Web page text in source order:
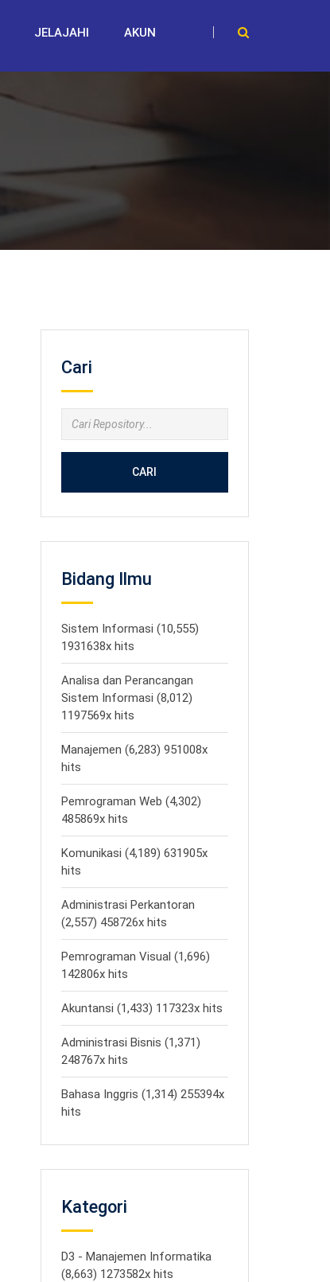
JELAJAHI AKUN
Cari
CARI
Bidang Ilmu
Sistem Informasi (10,555)
1931638x hits
Analisa dan Perancangan
Sistem Informasi (8,012)
1197569x hits
Manajemen (6,283) 951008x
hits
Pemrograman Web (4,302)
485869x hits
Komunikasi (4,189) 631905x
hits
Administrasi Perkantoran
(2,557) 458726x hits
Pemrograman Visual (1,696)
142806x hits
Akuntansi (1,433) 117323x hits
Administrasi Bisnis (1,371)
248767x hits
Bahasa Inggris (1,314) 255394x
hits
Kategori
D3 - Manajemen Informatika
(8,663) 1273582x hits